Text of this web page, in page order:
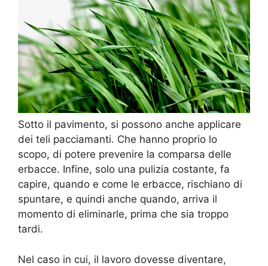
Sotto il pavimento, si possono anche applicare
dei teli pacciamanti. Che hanno proprio lo
scopo, di potere prevenire la comparsa delle
erbacce. Infine, solo una pulizia costante, fa
capire, quando e come le erbacce, rischiano di
spuntare, e quindi anche quando, arriva il
momento di eliminarle, prima che sia troppo
tardi.
Nel caso in cui, il lavoro dovesse diventare,